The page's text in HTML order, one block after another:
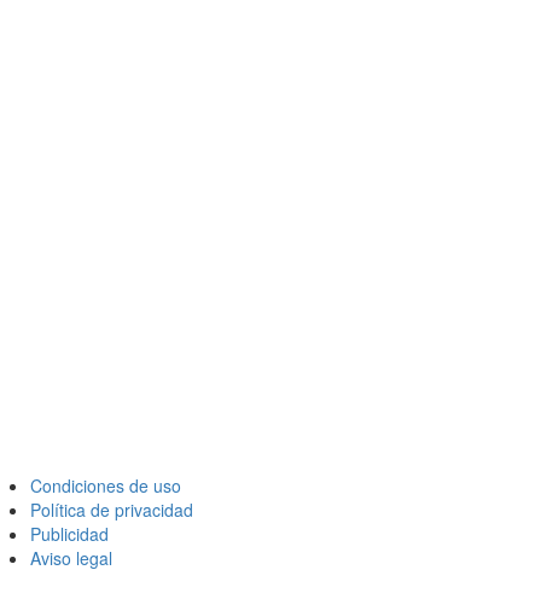
Condiciones de uso
Política de privacidad
Publicidad
Aviso legal